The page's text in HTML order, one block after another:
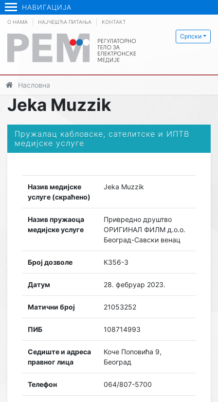
НАВИГАЦИЈА
Српски
О НАМА НАЈЧЕШЋА ПИТАЊА КОНТАКТ
Насловна
Jeka Muzzik
Пружалац кабловске, сателитске и ИПТВ
медијске услуге
Назив медијске
услуге (скраћено)
Jeka Muzzik
Назив пружаоца
медијске услуге
Привредно друштво
ОРИГИНАЛ ФИЛМ д.о.о.
Београд-Савски венац
Број дозволе К356-3
Датум 28. фебруар 2023.
Матични број 21053252
ПИБ 108714993
Седиште и адреса
правног лица
Коче Поповића 9,
Београд
Телефон 064/807-5700